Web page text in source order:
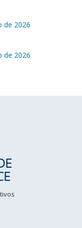
de 2026
de 2026